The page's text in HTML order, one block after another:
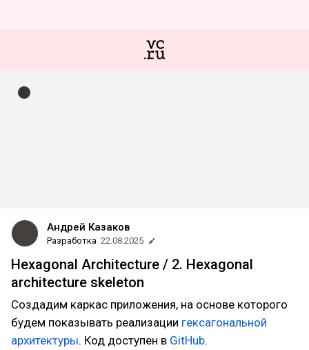
Андрей Казаков
Разработка 22.08.2025
Hexagonal Architecture / 2. Hexagonal
architecture skeleton
Создадим каркас приложения, на основе которого
будем показывать реализации гексагональной
архитектуры. Код доступен в GitHub.